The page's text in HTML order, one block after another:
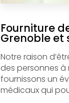
Fourniture
Grenoble et
Notre raison
des personnes
fournissons un
médicaux qui